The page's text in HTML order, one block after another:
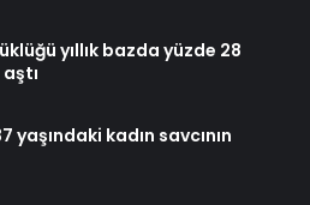
yıllık bazda yüzde 28
yaşındaki kadın savcının